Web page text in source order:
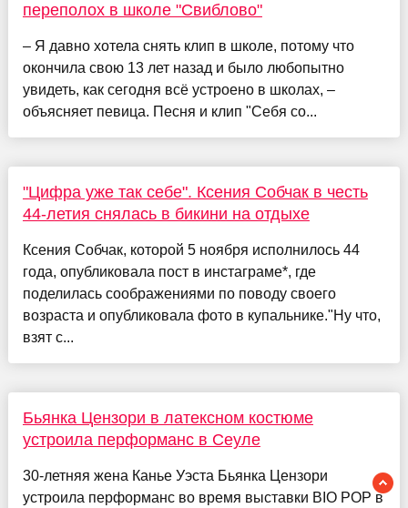
переполох в школе "Свиблово"
– Я давно хотела снять клип в школе, потому что
окончила свою 13 лет назад и было любопытно
увидеть, как сегодня всё устроено в школах, –
объясняет певица. Песня и клип "Себя со...
"Цифра уже так себе". Ксения Собчак в честь
44-летия снялась в бикини на отдыхе
Ксения Собчак, которой 5 ноября исполнилось 44
года, опубликовала пост в инстаграме*, где
поделилась соображениями по поводу своего
возраста и опубликовала фото в купальнике."Ну что,
взят с...
Бьянка Цензори в латексном костюме
устроила перформанс в Сеуле
30-летняя жена Канье Уэста Бьянка Цензори
устроила перформанс во время выставки BIO POP в